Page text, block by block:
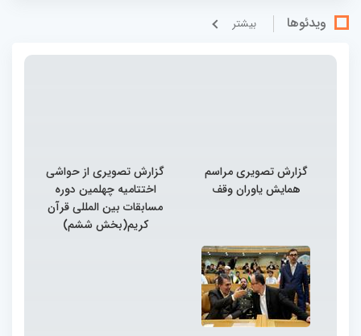
ویدئوها بيشتر
گزارش تصویری مراسم
همایش یاوران وقف
گزارش تصویری از حواشی
اختتامیه چهلمین دوره
مسابقات بین المللی قرآن
کریم(بخش ششم)